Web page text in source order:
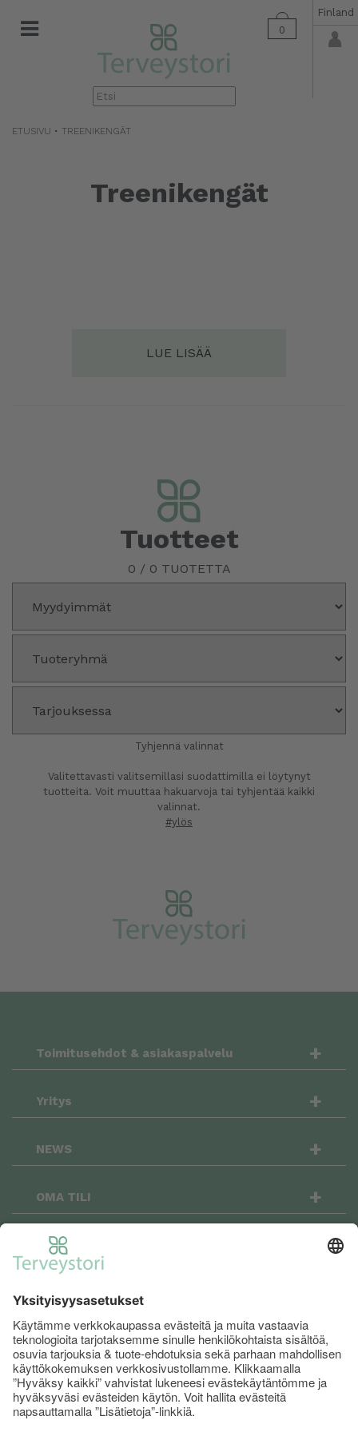
0
Finland
▼
ETUSIVU • TREENIKENGÄT
Treenikengät
LUE LISÄÄ
Tuotteet
0 / 0 TUOTETTA
Tyhjennä valinnat
Valitettavasti valitsemillasi suodattimilla ei löytynyt
tuotteita. Voit muuttaa hakuarvoja tai tyhjentää kaikki
valinnat.
#ylös
Toimitusehdot & asiakaspalvelu +
Yritys +
NEWS +
OMA TILI +
OSTOSKORI
Terveystori.fi on sosiaalinen: seuraa meitä
Facebookissa ja Instagramissa niin pysyt
menossa mukana!